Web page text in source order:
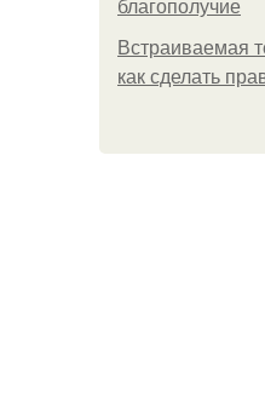
благополучие
Встраиваемая
как сделать